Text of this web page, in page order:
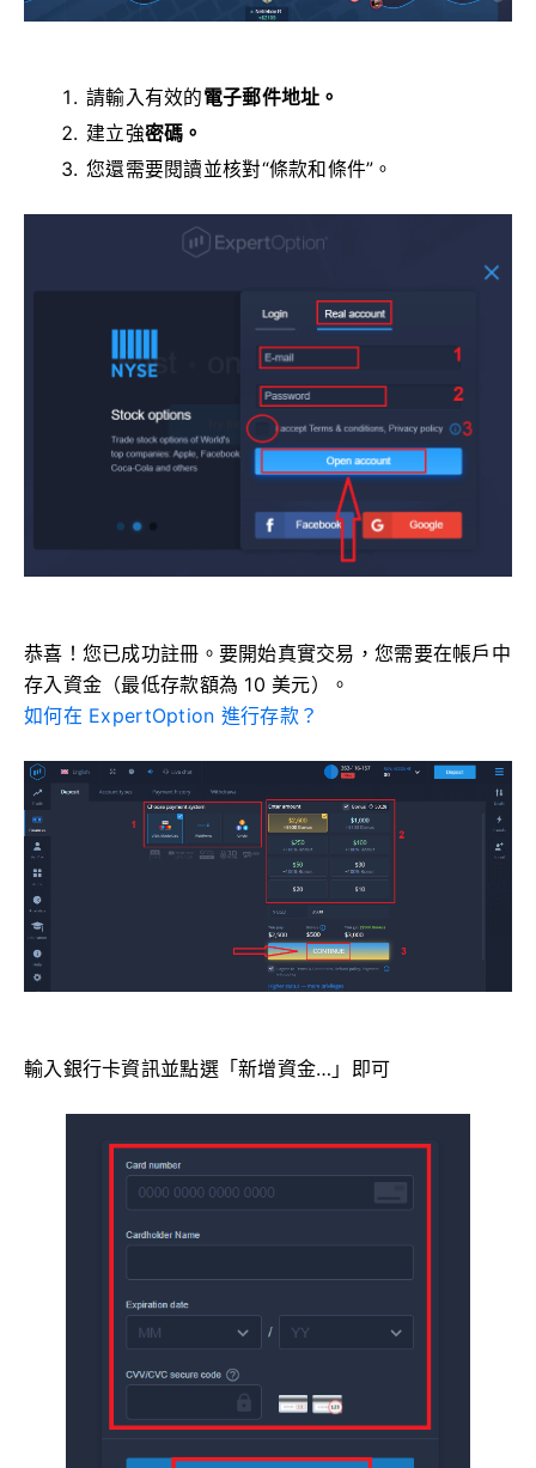
請輸入有效的電子郵件地址。
建立強密碼。
您還需要閱讀並核對“條款和條件”。
恭喜！您已成功註冊。要開始真實交易，您需要在帳戶中
存入資金（最低存款額為 10 美元）。
如何在 ExpertOption 進行存款？
輸入銀行卡資訊並點選「新增資金…」即可